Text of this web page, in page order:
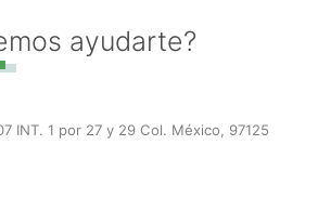
ayudarte?
INT. 1 por 27 y 29 Col. México, 97125